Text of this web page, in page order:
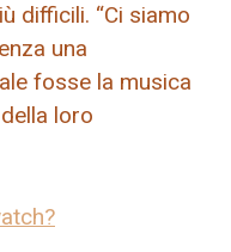
difficili. “Ci siamo
una
fosse la musica
loro